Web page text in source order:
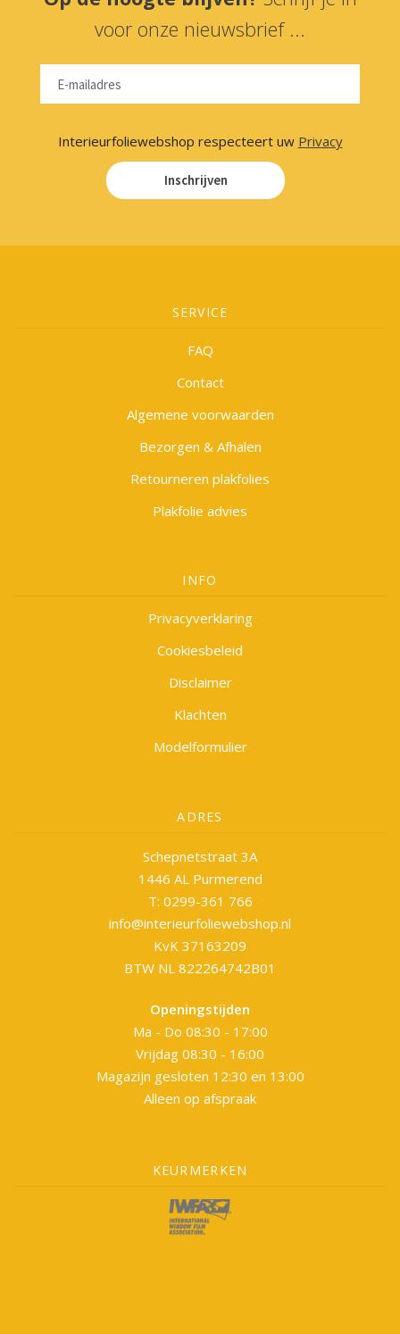
voor onze nieuwsbrief ...
Interieurfoliewebshop respecteert uw Privacy
Inschrijven
SERVICE
FAQ
Contact
Algemene voorwaarden
Bezorgen & Afhalen
Retourneren plakfolies
Plakfolie advies
INFO
Privacyverklaring
Cookiesbeleid
Disclaimer
Klachten
Modelformulier
ADRES
Schepnetstraat 3A
1446 AL Purmerend
T: 0299-361 766
info@interieurfoliewebshop.nl
KvK 37163209
BTW NL 822264742B01
Openingstijden
Ma - Do 08:30 - 17:00
Vrijdag 08:30 - 16:00
Magazijn gesloten 12:30 en 13:00
Alleen op afspraak
KEURMERKEN